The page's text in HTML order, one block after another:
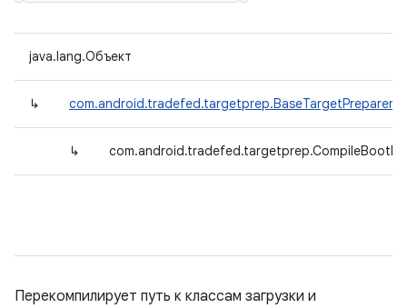
java.lang.Объект
↳ com.android.tradefed.targetprep.BaseTargetPreparer
↳
Перекомпилирует путь к классам загрузки и